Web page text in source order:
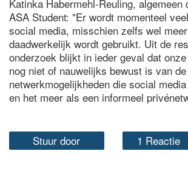
Katinka Habermehl-Reuling, algemeen
ASA Student: "Er wordt momenteel
social media, misschien zelfs wel
daadwerkelijk wordt gebruikt. Uit de
onderzoek blijkt in ieder geval dat
nog niet of nauwelijks bewust is van
netwerkmogelijkheden die social
en het meer als een informeel
Stuur door 1 Reactie